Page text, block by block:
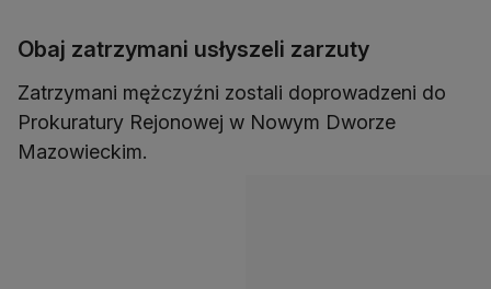
Obaj zatrzymani usłyszeli zarzuty
Zatrzymani mężczyźni zostali doprowadzeni do
Prokuratury Rejonowej w Nowym Dworze
Mazowieckim.